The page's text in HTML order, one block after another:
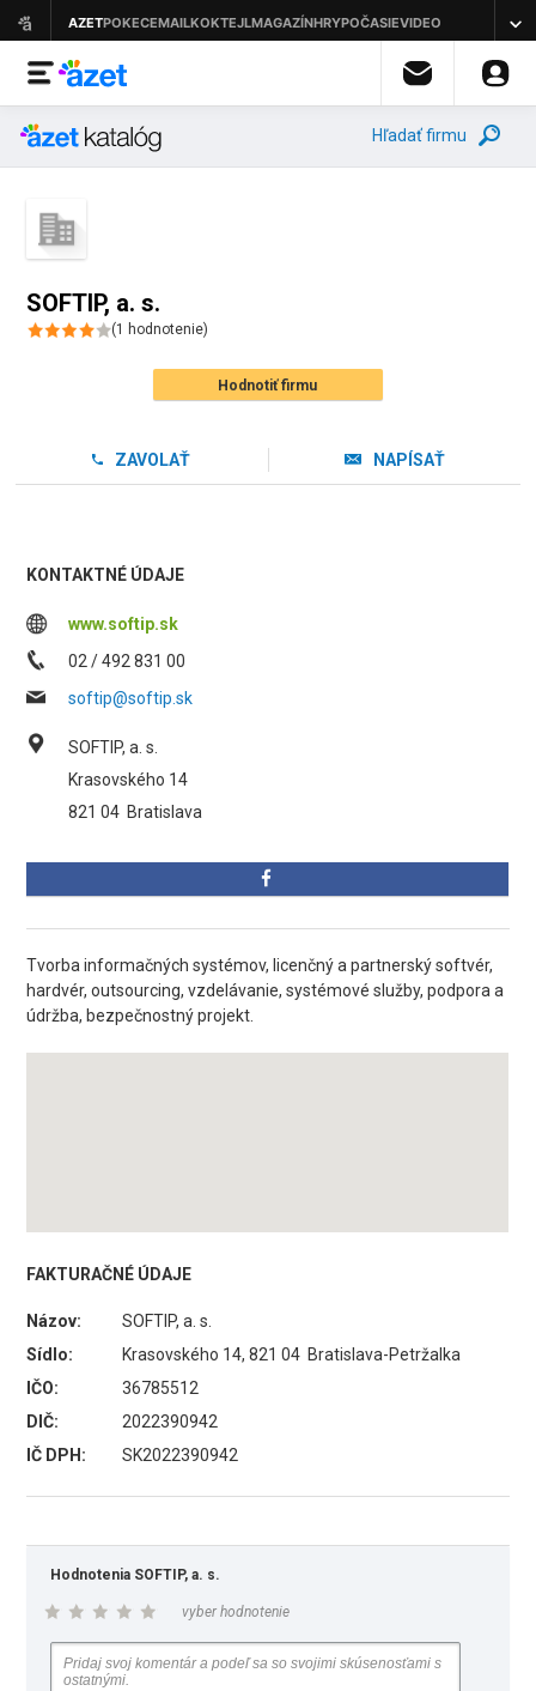
Hľadať firmu
SOFTIP, a. s.
(1 hodnotenie)
Hodnotiť firmu
ZAVOLAŤ NAPÍSAŤ
KONTAKTNÉ ÚDAJE
www.softip.sk
02 / 492 831 00
softip@softip.sk
SOFTIP, a. s.
Krasovského 14
821 04 Bratislava
Tvorba informačných systémov, licenčný a partnerský softvér,
hardvér, outsourcing, vzdelávanie, systémové služby, podpora a
údržba, bezpečnostný projekt.
FAKTURAČNÉ ÚDAJE
Názov:
SOFTIP, a. s.
Sídlo:
Krasovského 14, 821 04 Bratislava-Petržalka
IČO:
36785512
DIČ:
2022390942
IČ DPH:
SK2022390942
Hodnotenia SOFTIP, a. s.
vyber hodnotenie